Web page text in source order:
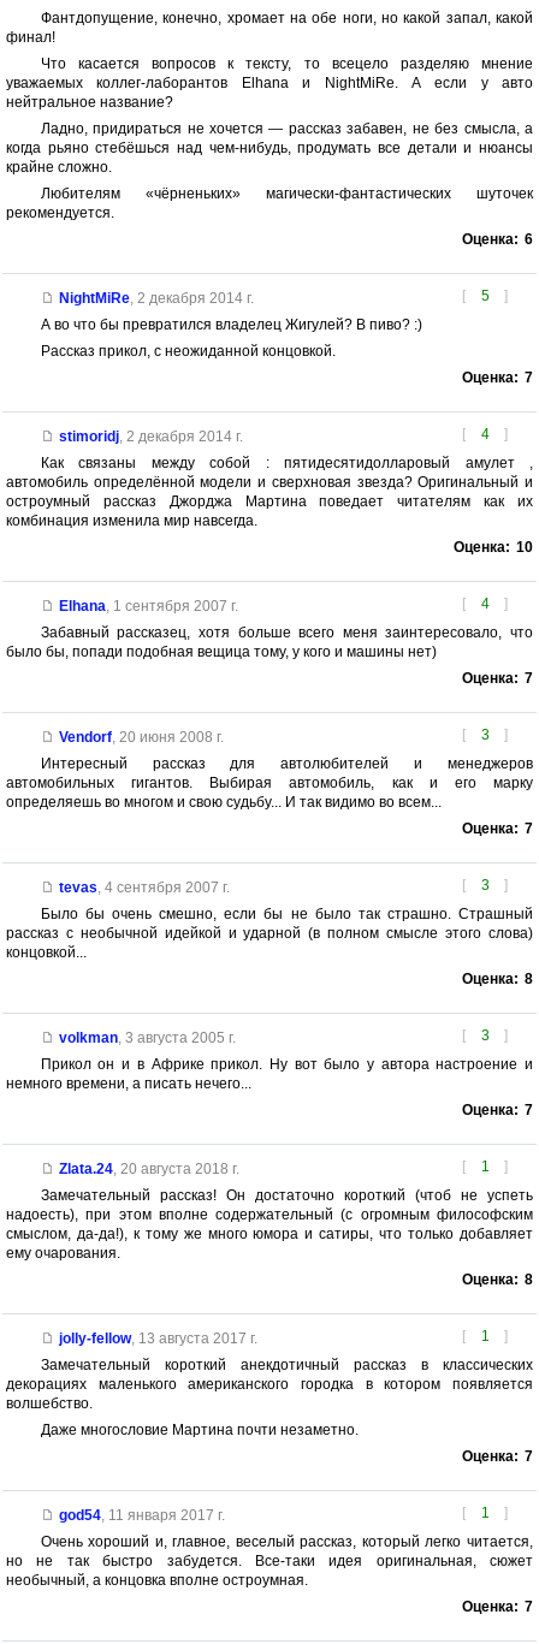
Фантдопущение, конечно, хромает на обе ноги, но какой запал, какой
финал!
Что касается вопросов к тексту, то всецело разделяю мнение
уважаемых коллег-лаборантов Elhana и NightMiRe. А если у авто
нейтральное название?
Ладно, придираться не хочется — рассказ забавен, не без смысла, а
когда рьяно стебёшься над чем-нибудь, продумать все детали и нюансы
крайне сложно.
Любителям «чёрненьких» магически-фантастических шуточек
рекомендуется.
Оценка: 6
[ 5 ]
NightMiRe, 2 декабря 2014 г.
А во что бы превратился владелец Жигулей? В пиво? :)
Рассказ прикол, с неожиданной концовкой.
Оценка: 7
[ 4 ]
stimoridj, 2 декабря 2014 г.
Как связаны между собой : пятидесятидолларовый амулет ,
автомобиль определённой модели и сверхновая звезда? Оригинальный и
остроумный рассказ Джорджа Мартина поведает читателям как их
комбинация изменила мир навсегда.
Оценка: 10
[ 4 ]
Elhana 1 сентября 2007 г.
Забавный рассказец, хотя больше всего меня заинтересовало, что
было бы, попади подобная вещица тому, у кого и машины нет)
Оценка: 7
[ 3 ]
Vendorf, 20 июня 2008 г.
Интересный рассказ для автолюбителей и менеджеров
автомобильных гигантов. Выбирая автомобиль, как и его марку
определяешь во многом и свою судьбу... И так видимо во всем...
Оценка: 7
[ 3 ]
tevas 4 сентября 2007 г.
Было бы очень смешно, если бы не было так страшно. Страшный
рассказ с необычной идейкой и ударной (в полном смысле этого слова)
концовкой...
Оценка: 8
[ 3 ]
volkman, 3 августа 2005 г.
Прикол он и в Африке прикол. Ну вот было у автора настроение и
немного времени, а писать нечего...
Оценка: 7
[ 1 ]
Zlata.24, 20 августа 2018 г.
Замечательный рассказ! Он достаточно короткий (чтоб не успеть
надоесть), при этом вполне содержательный (с огромным философским
смыслом, да-да!), к тому же много юмора и сатиры, что только добавляет
ему очарования.
Оценка: 8
[ 1 ]
jolly-fellow, 13 августа 2017 г.
Замечательный короткий анекдотичный рассказ в классических
декорациях маленького американского городка в котором появляется
волшебство.
Даже многословие Мартина почти незаметно.
Оценка: 7
[ 1 ]
god54, 11 января 2017 г.
Очень хороший и, главное, веселый рассказ, который легко читается,
но не так быстро забудется. Все-таки идея оригинальная, сюжет
необычный, а концовка вполне остроумная.
Оценка: 7